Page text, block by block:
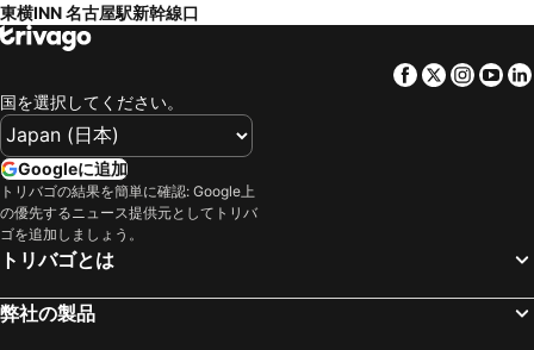
東横INN 名古屋駅新幹線口
Facebook
Twitter
国を選択してください。
Googleに追加
トリバゴの結果を簡単に確認: Google上
の優先するニュース提供元としてトリバ
ゴを追加しましょう。
トリバゴとは
弊社の製品